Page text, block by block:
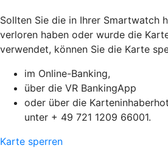
Sollten Sie die in Ihrer Smartwatch
verloren haben oder wurde die
verwendet, können Sie die Karte
im Online-Banking,
über die VR BankingApp
oder über die
unter + 49 721 1209 66001.
Karte sperren